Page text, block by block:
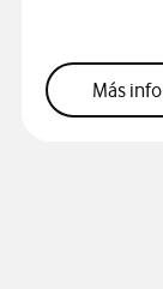
Más info